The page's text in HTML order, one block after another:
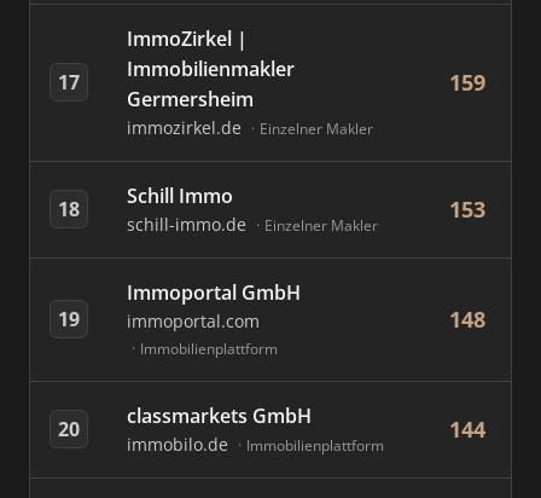
17
ImmoZirkel |
Immobilienmakler
Germersheim
immozirkel.de Einzelner Makler
159
18 Schill Immo
schill-immo.de Einzelner Makler
153
19
Immoportal GmbH
immoportal.com
Immobilienplattform
148
20 classmarkets GmbH
immobilo.de Immobilienplattform
144